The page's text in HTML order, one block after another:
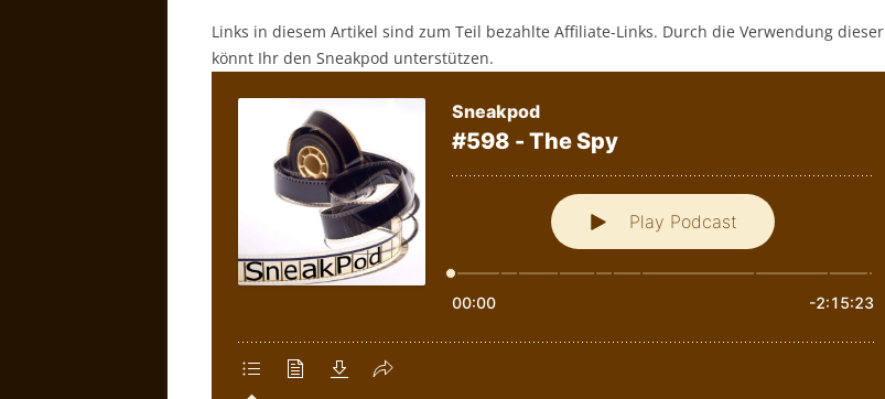
Links in diesem Artikel sind zum Teil bezahlte Affiliate-Links. Durch die Verwendung dieser
könnt Ihr den Sneakpod unterstützen.